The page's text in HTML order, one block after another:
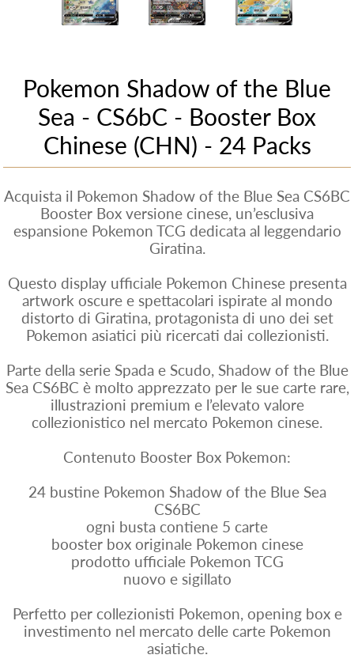
Pokemon Shadow of the Blue
Sea - CS6bC - Booster Box
Chinese (CHN) - 24 Packs
Acquista il Pokemon Shadow of the Blue Sea CS6BC
Booster Box versione cinese, un’esclusiva
espansione Pokemon TCG dedicata al leggendario
Giratina.
Questo display ufficiale Pokemon Chinese presenta
artwork oscure e spettacolari ispirate al mondo
distorto di Giratina, protagonista di uno dei set
Pokemon asiatici più ricercati dai collezionisti.
Parte della serie Spada e Scudo, Shadow of the Blue
Sea CS6BC è molto apprezzato per le sue carte rare,
illustrazioni premium e l’elevato valore
collezionistico nel mercato Pokemon cinese.
Contenuto Booster Box Pokemon:
24 bustine Pokemon Shadow of the Blue Sea
CS6BC
ogni busta contiene 5 carte
booster box originale Pokemon cinese
prodotto ufficiale Pokemon TCG
nuovo e sigillato
Perfetto per collezionisti Pokemon, opening box e
investimento nel mercato delle carte Pokemon
asiatiche.